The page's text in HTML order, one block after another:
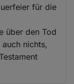
für die
über den Tod
nichts,